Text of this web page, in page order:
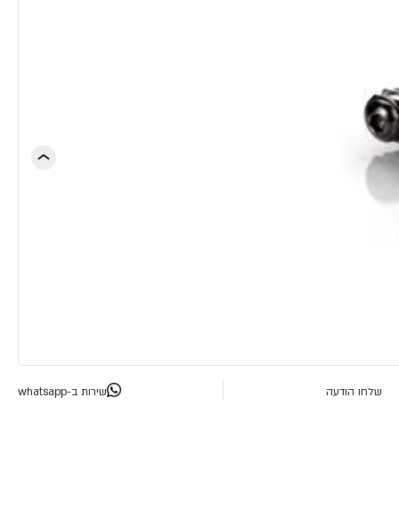
שלחו הודעה שירות ב-whatsapp